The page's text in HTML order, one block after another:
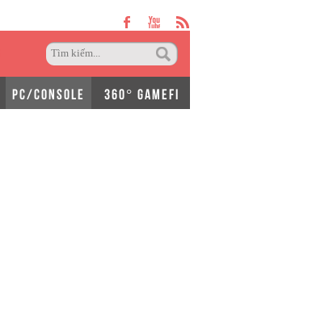
PC/CONSOLE 360° GAMEFI